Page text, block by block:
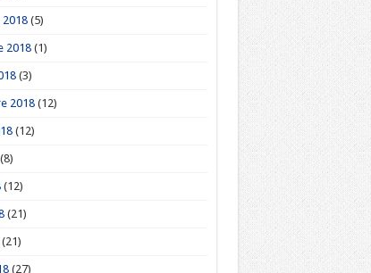
(5)
2018(1)
(3)
2018(12)
(12)
(12)
(21)
(27)